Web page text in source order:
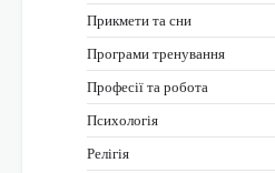
Прикмети та сни
Програми тренування
Професії та робота
Психологія
Релігія